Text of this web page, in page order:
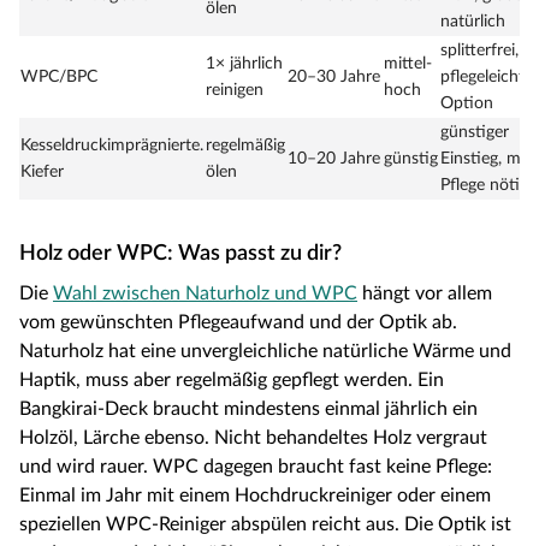
ölen
natürlich
WPC/BPC
1× jährlich
reinigen
20–30 Jahre
mittel-
hoch
splitterfrei,
Option
Kesseldruckimprägnierte.
Kiefer
regelmäßig
ölen
10–20 Jahre günstig
günstiger
Einstieg,
Pflege nötig
Holz oder WPC: Was passt zu dir?
Die Wahl zwischen Naturholz und WPC hängt vor allem
vom gewünschten Pflegeaufwand und der Optik ab.
Naturholz hat eine unvergleichliche natürliche Wärme und
Haptik, muss aber regelmäßig gepflegt werden. Ein
Bangkirai-Deck braucht mindestens einmal jährlich ein
Holzöl, Lärche ebenso. Nicht behandeltes Holz vergraut
und wird rauer. WPC dagegen braucht fast keine Pflege:
Einmal im Jahr mit einem Hochdruckreiniger oder einem
speziellen WPC-Reiniger abspülen reicht aus. Die Optik ist